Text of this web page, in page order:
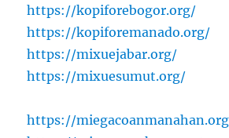
https://kopiforebogor.org/
https://kopiforemanado.org/
https://mixuejabar.org/
https://mixuesumut.org/
https://miegacoanmanahan.org